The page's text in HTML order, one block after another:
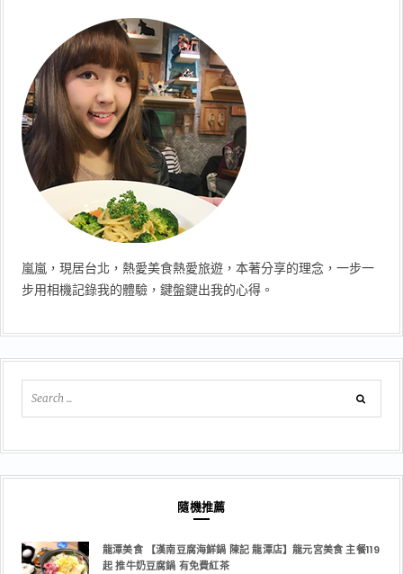
嵐嵐，現居台北，熱愛美食熱愛旅遊，本著分享的理念，一步一
步用相機記錄我的體驗，鍵盤鍵出我的心得。
隨機推薦
龍潭美食 【漢南豆腐海鮮鍋 陳記 龍潭店】龍元宮美食 主餐119
起 推牛奶豆腐鍋 有免費紅茶